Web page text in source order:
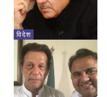
विदेश